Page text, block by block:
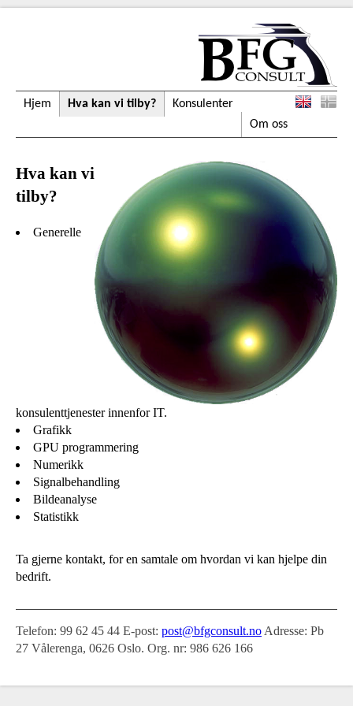
Hjem Hva kan vi tilby?
Konsulenter
Om oss
Hva kan vi
tilby?
Generelle
konsulenttjenester innenfor IT.
Grafikk
GPU programmering
Numerikk
Signalbehandling
Bildeanalyse
Statistikk
Ta gjerne kontakt, for en samtale om hvordan vi kan hjelpe din
bedrift.
Telefon: 99 62 45 44 E-post: post@bfgconsult.no Adresse: Pb
27 Vålerenga, 0626 Oslo. Org. nr: 986 626 166